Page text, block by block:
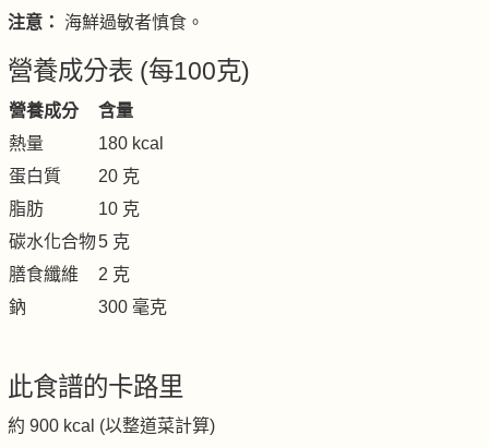
注意： 海鮮過敏者慎食。
營養成分表 (每100克)
營養成分
含量
熱量
180 kcal
蛋白質
20 克
脂肪
10 克
碳水化合物5 克
膳食纖維
2 克
鈉
300 毫克
此食譜的卡路里
約 900 kcal (以整道菜計算)